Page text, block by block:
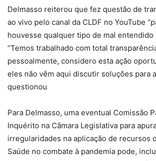
Delmasso reiterou que fez questão de
ao vivo pelo canal da CLDF no YouTube
houvesse qualquer tipo de mal entendido
“Temos trabalhado com total
pessoalmente, considero esta ação
eles não vêm aqui discutir soluções para
questionou
Para Delmasso, uma eventual Comissão
Inquérito na Câmara Legislativa para
irregularidades na aplicação de recursos
Saúde no combate à pandemia pode,